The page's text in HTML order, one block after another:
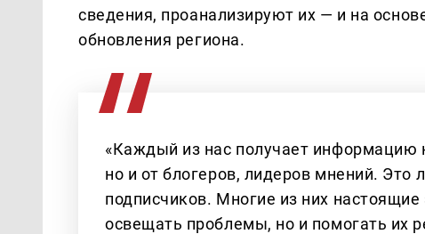
сведения, проанализируют их — и на
обновления региона.
«Каждый из нас получает информацию
но и от блогеров, лидеров мнений.
подписчиков. Многие из них
освещать проблемы, но и помогать их